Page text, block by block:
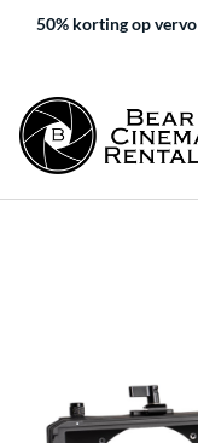
50% korting op